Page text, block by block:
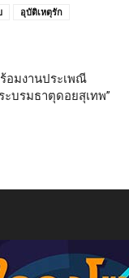
อุบัติเหตุรัก
อมงานประเพณี
บรมธาตุดอยสุเทพ”